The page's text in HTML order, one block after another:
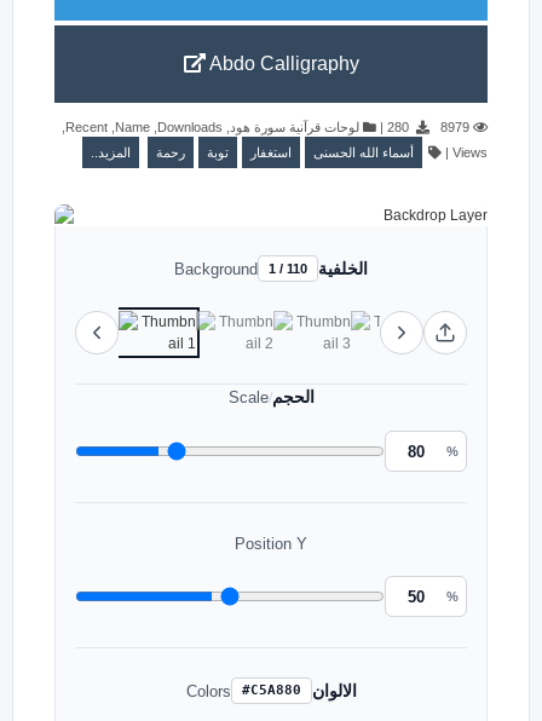
Abdo Calligraphy
8979
280
| لوحات قرآنية سورة هود,
Downloads
,
Name
,
Recent
,
Views
| أسماء الله الحسنى استغفار توبة رحمة المزيد..
Background 1 / 110 الخلفية
Scale/الحجم
%
Position Y
%
Colors #C5A880 الالوان